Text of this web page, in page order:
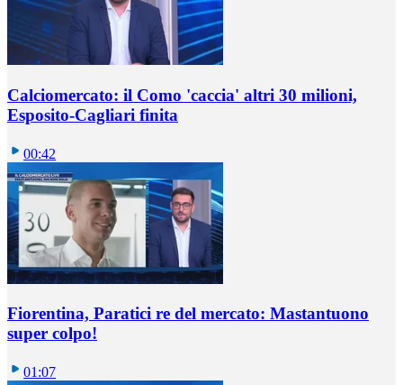
Calciomercato: il Como 'caccia' altri 30 milioni,
Esposito-Cagliari finita
00:42
Fiorentina, Paratici re del mercato: Mastantuono
super colpo!
01:07